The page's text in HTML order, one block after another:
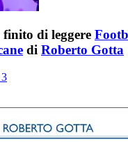
finito di leggere
di Roberto Gotta